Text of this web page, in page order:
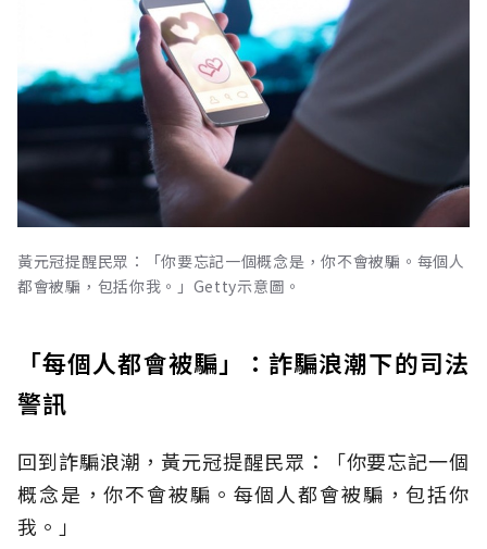
黃元冠提醒民眾：「你要忘記一個概念是，你不會被騙。每個人
都會被騙，包括你我。」Getty示意圖。
「每個人都會被騙」：詐騙浪潮下的司法
警訊
回到詐騙浪潮，黃元冠提醒民眾：「你要忘記一個
概念是，你不會被騙。每個人都會被騙，包括你
我。」